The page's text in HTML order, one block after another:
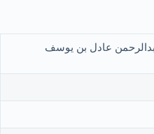
عادل بن يوسف